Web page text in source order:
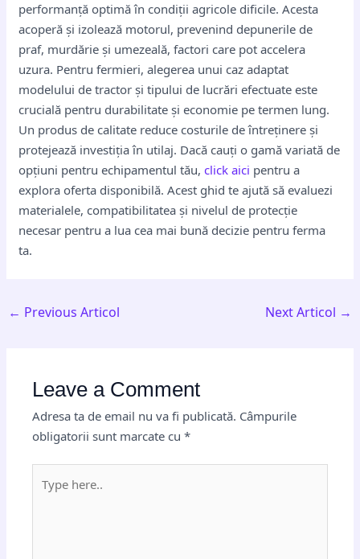
performanță optimă în condiții agricole dificile. Acesta
acoperă și izolează motorul, prevenind depunerile de
praf, murdărie și umezeală, factori care pot accelera
uzura. Pentru fermieri, alegerea unui caz adaptat
modelului de tractor și tipului de lucrări efectuate este
crucială pentru durabilitate și economie pe termen lung.
Un produs de calitate reduce costurile de întreținere și
protejează investiția în utilaj. Dacă cauți o gamă variată de
opțiuni pentru echipamentul tău,click aici pentru a
explora oferta disponibilă. Acest ghid te ajută să evaluezi
materialele, compatibilitatea și nivelul de protecție
necesar pentru a lua cea mai bună decizie pentru ferma
ta.
← Previous Articol Next Articol →
Leave a Comment
Adresa ta de email nu va fi publicată. Câmpurile
obligatorii sunt marcate cu*
here..